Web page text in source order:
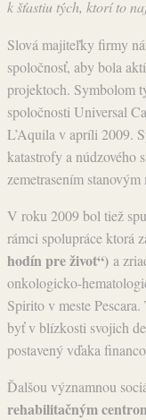
k šťastiu tých, ktorí to
Slová majiteľky firmy
spoločnosť, aby bola
projektoch. Symbolom
spoločnosti Universal
L’Aquila v apríli 2009.
katastrofy a núdzového
zemetrasením
V roku 2009 bol tiež
rámci spolupráce ktorá
hodín pre život“) a
onkologicko-
Spirito v meste
byť v blízkosti svojich
postavený vďaka
Ďalšou významnou
rehabilitačným